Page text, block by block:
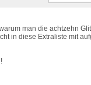
man die achtzehn
in diese Extraliste mit